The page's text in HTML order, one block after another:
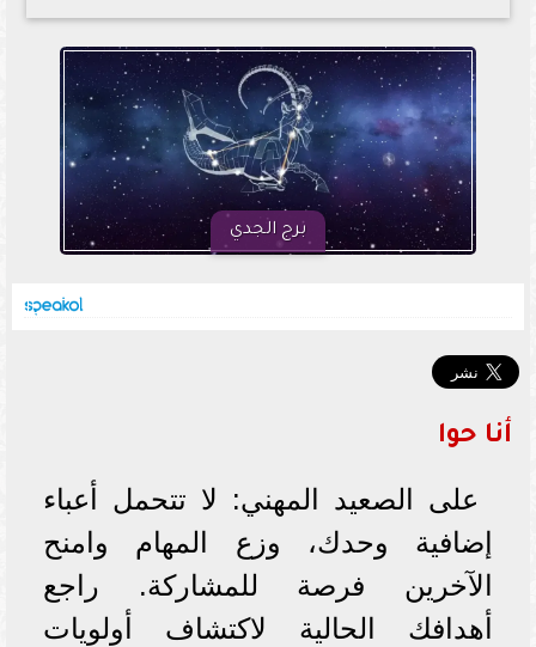
برج الجدي
أنا حوا
على الصعيد المهني: لا تتحمل أعباء
إضافية وحدك، وزع المهام وامنح
الآخرين فرصة للمشاركة. راجع
أهدافك الحالية لاكتشاف أولويات